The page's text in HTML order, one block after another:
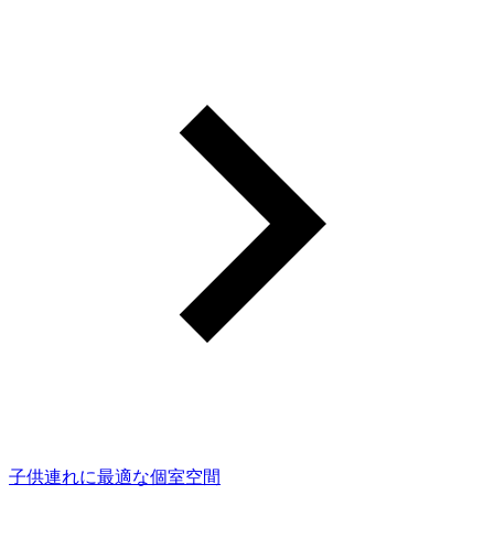
子供連れに最適な個室空間